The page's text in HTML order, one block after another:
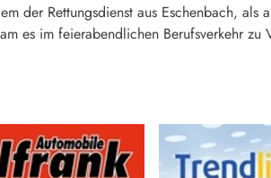
der Rettungsdienst aus Eschenbach,
es im feierabendlichen Berufsverkehr zu